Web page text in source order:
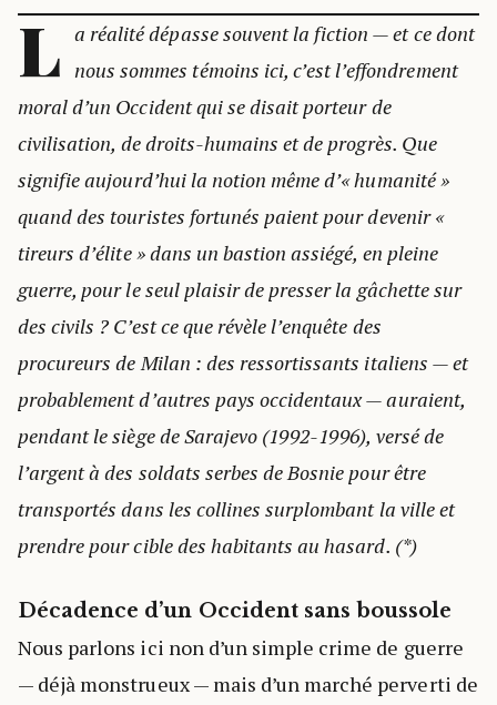
L a réalité dépasse souvent la fiction — et ce dont
nous sommes témoins ici, c’est l’effondrement
moral d’un Occident qui se disait porteur de
civilisation, de droits-humains et de progrès. Que
signifie aujourd’hui la notion même d’« humanité »
quand des touristes fortunés paient pour devenir «
tireurs d’élite » dans un bastion assiégé, en pleine
guerre, pour le seul plaisir de presser la gâchette sur
des civils ? C’est ce que révèle l’enquête des
procureurs de Milan : des ressortissants italiens — et
probablement d’autres pays occidentaux — auraient,
pendant le siège de Sarajevo (1992-1996), versé de
l’argent à des soldats serbes de Bosnie pour être
transportés dans les collines surplombant la ville et
prendre pour cible des habitants au hasard. (*)
Décadence d’un Occident sans boussole
Nous parlons ici non d’un simple crime de guerre
— déjà monstrueux — mais d’un marché perverti de